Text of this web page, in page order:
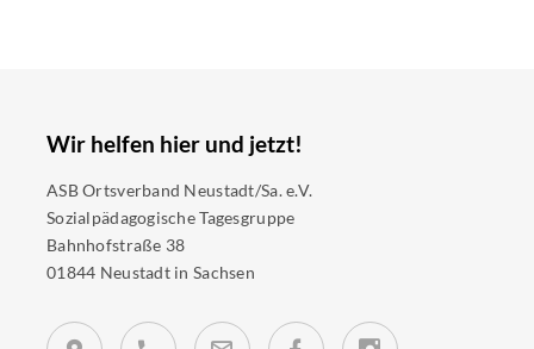
Wir helfen hier und jetzt!
ASB Ortsverband Neustadt/Sa. e.V.
Sozialpädagogische Tagesgruppe
Bahnhofstraße 38
01844 Neustadt in Sachsen